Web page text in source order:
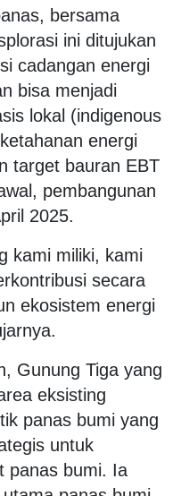
bersama
ini ditujukan
cadangan energi
bisa menjadi
lokal (indigenous
energi
target bauran EBT
pembangunan
2025.
kami miliki, kami
secara
ekosistem energi
Gunung Tiga yang
eksisting
panas bumi yang
untuk
panas bumi. Ia